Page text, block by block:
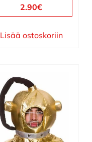
2.90€
Lisää ostoskoriin